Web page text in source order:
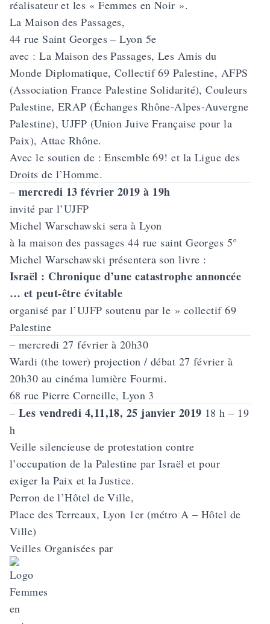
réalisateur et les « Femmes en Noir ».
La Maison des Passages,
44 rue Saint Georges – Lyon 5e
avec : La Maison des Passages, Les Amis du
Monde Diplomatique, Collectif 69 Palestine, AFPS
(Association France Palestine Solidarité), Couleurs
Palestine, ERAP (Échanges Rhône-Alpes-Auvergne
Palestine), UJFP (Union Juive Française pour la
Paix), Attac Rhône.
Avec le soutien de : Ensemble 69! et la Ligue des
Droits de l’Homme.
– mercredi 13 février 2019 à 19h
invité par l’UJFP
Michel Warschawski sera à Lyon
à la maison des passages 44 rue saint Georges 5°
Michel Warschawski présentera son livre :
Israël : Chronique d’une catastrophe annoncée
… et peut-être évitable
organisé par l’UJFP soutenu par le » collectif 69
Palestine
– mercredi 27 février à 20h30
Wardi (the tower) projection / débat 27 février à
20h30 aucinéma lumière Fourmi.
68 rue Pierre Corneille, Lyon 3
– Les vendredi 4,11,18, 25 janvier 2019 18 h – 19
h
Veille silencieuse de protestation contre
l’occupation de la Palestine par Israël et pour
exiger la Paix et la Justice.
Perron de l’Hôtel de Ville,
Place des Terreaux, Lyon 1er (métro A – Hôtel de
Ville)
Veilles Organisées par